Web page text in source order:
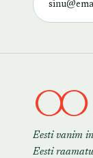
Eesti vanim
Eesti